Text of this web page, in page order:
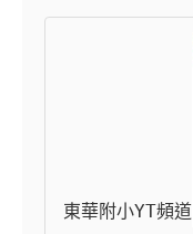
東華附小YT頻道